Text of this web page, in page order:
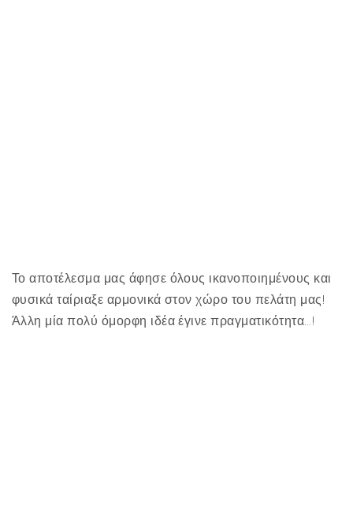
Το αποτέλεσμα μας άφησε όλους ικανοποιημένους και
φυσικά ταίριαξε αρμονικά στον χώρο του πελάτη μας!
Άλλη μία πολύ όμορφη ιδέα έγινε πραγματικότητα…!